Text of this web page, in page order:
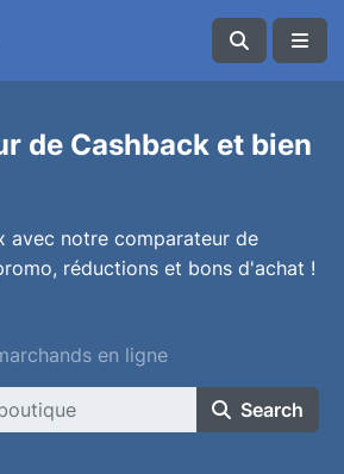
de Cashback et bien
avec notre comparateur de
réductions et bons d'achat !
en ligne
Search